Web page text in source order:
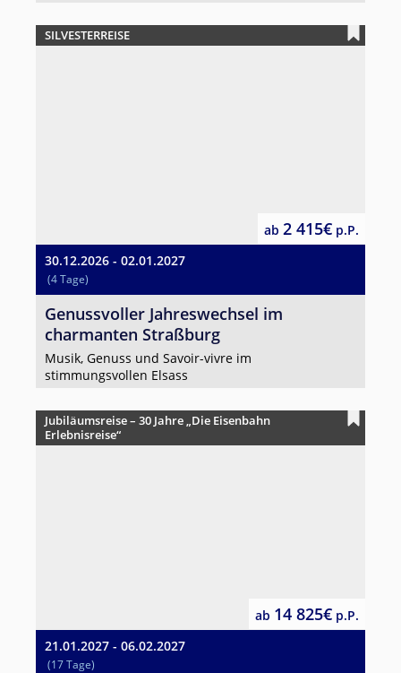
SILVESTERREISE
30.12.2026 - 02.01.2027
(4 Tage)
ab 2 415€ p.P.
Genussvoller Jahreswechsel im
charmanten Straßburg
Musik, Genuss und Savoir-vivre im
stimmungsvollen Elsass
Jubiläumsreise – 30 Jahre „Die Eisenbahn
Erlebnisreise“
21.01.2027 - 06.02.2027
(17 Tage)
ab 14 825€ p.P.